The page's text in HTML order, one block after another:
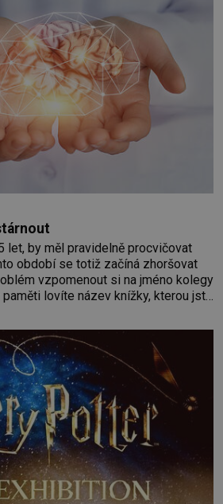
let, by měl pravidelně procvičovat
období se totiž začíná zhoršovat
vzpomenout si na jméno kolegy
paměti lovíte název knížky, kterou jste
Cvičte